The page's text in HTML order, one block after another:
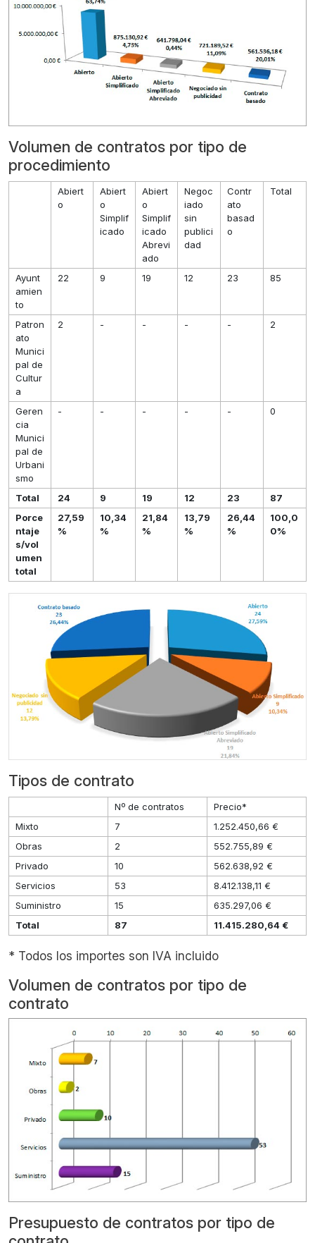
Volumen de contratos por tipo de
procedimiento
Abiert
o
Abiert
o
Simplif
icado
Abiert
o
Simplif
icado
Abrevi
ado
Negoc
iado
sin
publici
dad
Contr
ato
basad
o
Total
Ayunt
amien
to
22 9 19 12 23 85
Patron
ato
Munici
pal de
Cultur
a
2 - - - - 2
Geren
cia
Munici
pal de
Urbani
smo
- - - - - 0
Total 24 9 19 12 23
87
Porce
ntaje
s/vol
umen
total
27,59
%
10,34
%
21,84
%
13,79
%
26,44
%
100,0
0%
Tipos de contrato
Nº de contratos
Precio*
Mixto
7
1.252.450,66 €
Obras
2
552.755,89 €
Privado
10
562.638,92 €
Servicios
53
8.412.138,11 €
Suministro
15
635.297,06 €
Total
87 11.415.280,64 €
* Todos los importes son IVA incluido
Volumen de contratos por tipo de
contrato
Presupuesto de contratos por tipo de